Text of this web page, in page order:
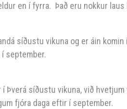
en í fyrra. Það eru nokkur
síðustu vikuna og er áin
september.
Þverá síðustu vikuna, við
fjóra daga eftir í september.